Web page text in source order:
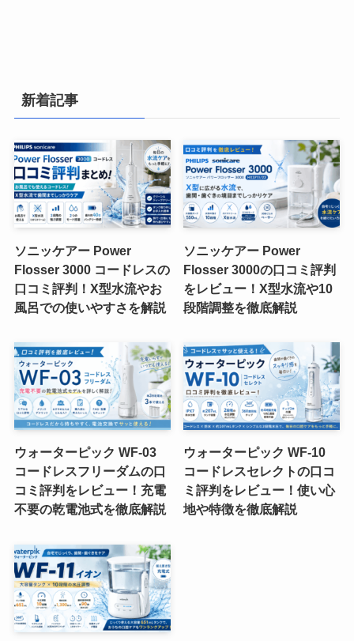
新着記事
ソニッケアー Power
Flosser 3000 コードレスの
口コミ評判！X型水流やお
風呂での使いやすさを解説
ソニッケアー Power
Flosser 3000の口コミ評判
をレビュー！X型水流や10
段階調整を徹底解説
ウォーターピック WF-03
コードレスフリーダムの口
コミ評判をレビュー！充電
不要の乾電池式を徹底解説
ウォーターピック WF-10
コードレスセレクトの口コ
ミ評判をレビュー！使い心
地や特徴を徹底解説